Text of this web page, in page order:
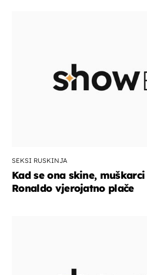
SEKSI RUSKINJA
Kad se ona skine,
Ronaldo vjerojatno plače